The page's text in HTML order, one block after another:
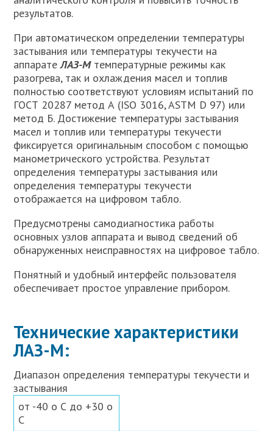
результатов.
При автоматическом определении температуры
застывания или температуры текучести на
аппаратеЛАЗ-Мтемпературные режимы как
разогрева, так и охлаждения масел и топлив
полностью соответствуют условиям испытаний по
ГОСТ 20287 метод А (ISO 3016, ASTM D 97) или
метод Б. Достижение температуры застывания
масел и топлив или температуры текучести
фиксируется оригинальным способом с помощью
манометрического устройства. Результат
определения температуры застывания или
определения температуры текучести
отображается на цифровом табло.
Предусмотрены самодиагностика работы
основных узлов аппарата и вывод сведений об
обнаруженных неисправностях на цифровое табло.
Понятный и удобный интерфейс пользователя
обеспечивает простое управление прибором.
Технические характеристики
ЛАЗ-М:
Диапазон определения температуры текучести и
застывания
от -40 о С до +30 о
С